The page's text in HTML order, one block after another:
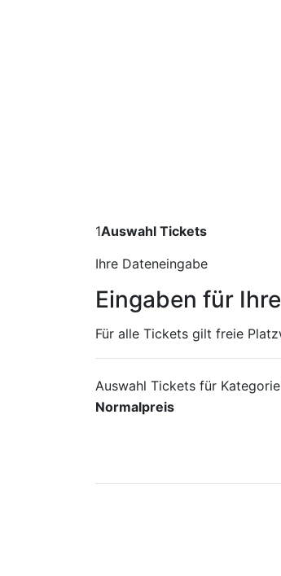
1Auswahl Tickets
Ihre Dateneingabe
Eingaben für
Für alle Tickets gilt freie
Auswahl Tickets für Kategorie
Normalpreis